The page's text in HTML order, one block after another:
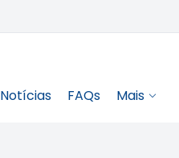
Notícias FAQs Mais